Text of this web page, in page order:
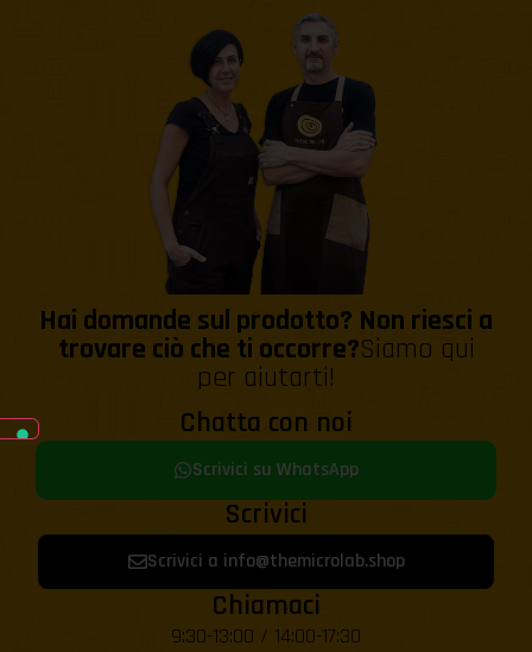
Hai domande sul prodotto? Non riesci a
trovare ciò che ti occorre?Siamo qui
per aiutarti!
Chatta con noi
Scrivici su WhatsApp
Scrivici
Scrivici a info@themicrolab.shop
Chiamaci
9:30-13:00 / 14:00-17:30